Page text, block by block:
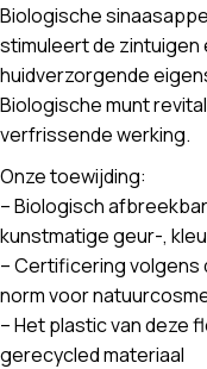
Biologische
stimuleert de zintuigen
huidverzorgende
Biologische munt
verfrissende werking.
Onze toewijding:
– Biologisch
kunstmatige geur-,
– Certificering volgens
norm voor
– Het plastic van deze
gerecycled materiaal